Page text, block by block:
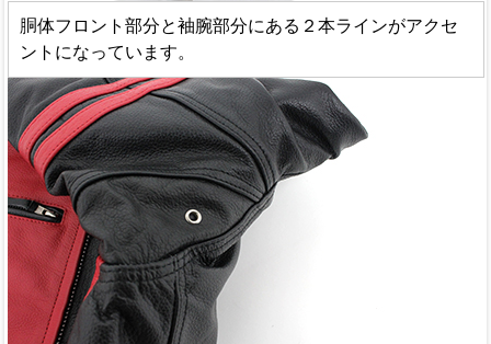
胴体フロント部分と袖腕部分にある２本ラインがアクセ
ントになっています。